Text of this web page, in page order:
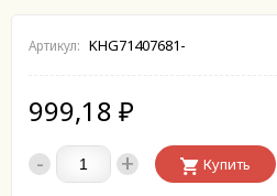
Артикул: KHG71407681-
999,18 ₽
- + Купить